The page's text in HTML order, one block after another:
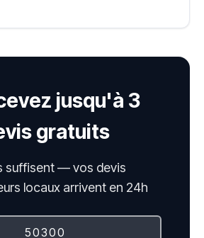
jusqu'à 3
gratuits
suffisent — vos devis
locaux arrivent en 24h